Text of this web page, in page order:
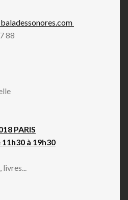
88
PARIS
à 19h30
livres...